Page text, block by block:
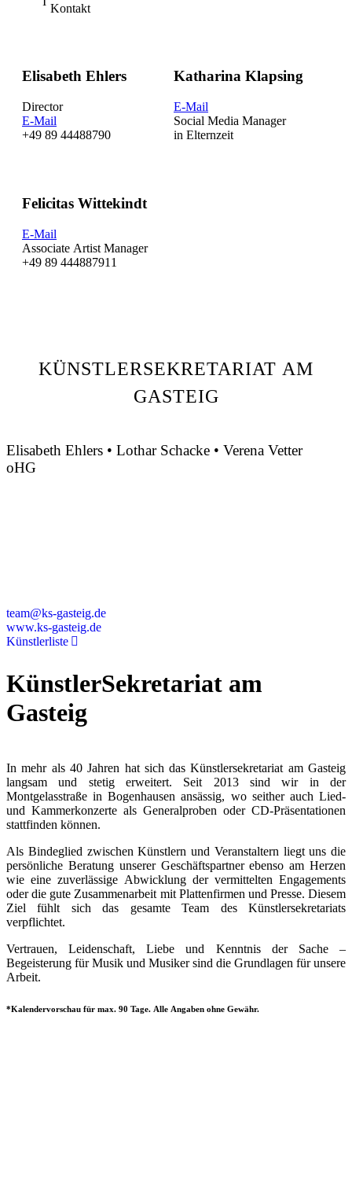
Kontakt
Elisabeth Ehlers
Director
E-Mail
+49 89 44488790
Katharina Klapsing
E-Mail
Social Media Manager
in Elternzeit
Felicitas Wittekindt
E-Mail
Associate Artist Manager
+49 89 444887911
KÜNSTLERSEKRETARIAT AM
GASTEIG
Elisabeth Ehlers • Lothar Schacke • Verena Vetter
oHG
team@ks-gasteig.de
www.ks-gasteig.de
Künstlerliste
KünstlerSekretariat am
Gasteig
In mehr als 40 Jahren hat sich das Künstlersekretariat am Gasteig
langsam und stetig erweitert. Seit 2013 sind wir in der
Montgelasstraße in Bogenhausen ansässig, wo seither auch Lied-
und Kammerkonzerte als Generalproben oder CD-Präsentationen
stattfinden können.
Als Bindeglied zwischen Künstlern und Veranstaltern liegt uns die
persönliche Beratung unserer Geschäftspartner ebenso am Herzen
wie eine zuverlässige Abwicklung der vermittelten Engagements
oder die gute Zusammenarbeit mit Plattenfirmen und Presse. Diesem
Ziel fühlt sich das gesamte Team des Künstlersekretariats
verpflichtet.
Vertrauen, Leidenschaft, Liebe und Kenntnis der Sache –
Begeisterung für Musik und Musiker sind die Grundlagen für unsere
Arbeit.
*Kalendervorschau für max. 90 Tage. Alle Angaben ohne Gewähr.